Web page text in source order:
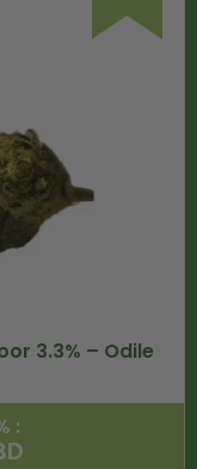
3.3% – Odile
: